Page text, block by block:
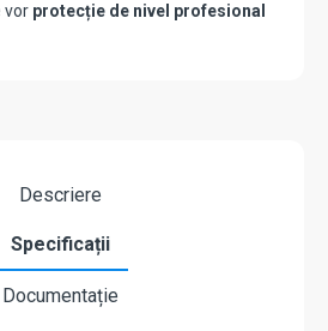
vor protecție de nivel profesional
Descriere
Specificații
Documentație